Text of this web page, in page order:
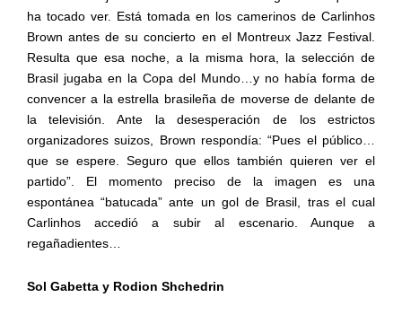
ha tocado ver. Está tomada en los camerinos de Carlinhos
Brown antes de su concierto en el Montreux Jazz Festival.
Resulta que esa noche, a la misma hora, la selección de
Brasil jugaba en la Copa del Mundo…y no había forma de
convencer a la estrella brasileña de moverse de delante de
la televisión. Ante la desesperación de los estrictos
organizadores suizos, Brown respondía: “Pues el público…
que se espere. Seguro que ellos también quieren ver el
partido”. El momento preciso de la imagen es una
espontánea “batucada” ante un gol de Brasil, tras el cual
Carlinhos accedió a subir al escenario. Aunque a
regañadientes…
Sol Gabetta y Rodion Shchedrin